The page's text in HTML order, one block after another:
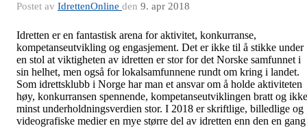
Postet av IdrettenOnline den 9. apr 2018
Idretten er en fantastisk arena for aktivitet, konkurranse,
kompetanseutvikling og engasjement. Det er ikke til å stikke under
en stol at viktigheten av idretten er stor for det Norske samfunnet i
sin helhet, men også for lokalsamfunnene rundt om kring i landet.
Som idrettsklubb i Norge har man et ansvar om å holde aktiviteten
høy, konkurransen spennende, kompetanseutviklingen bratt og ikke
minst underholdningsverdien stor. I 2018 er skriftlige, billedlige og
videografiske medier en mye større del av idretten enn den en gang